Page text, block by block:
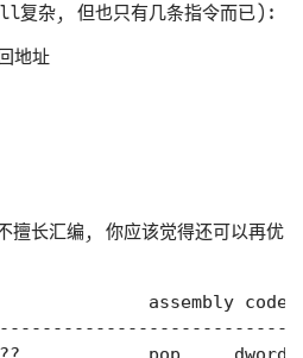
复杂, 但也只有几条指令而已):
地址
擅长汇编, 你应该觉得还可以再优
assembly